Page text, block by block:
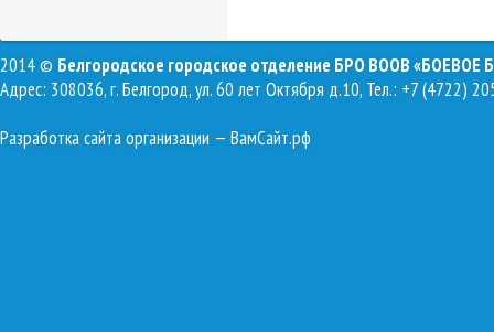
2014 © Белгородское городское отделение БРО ВООВ «БОЕВОЕ
Адрес: 308036, г. Белгород, ул. 60 лет Октября д.10, Тел.: +7 (4722)
Разработка сайта организации — ВамСайт.рф